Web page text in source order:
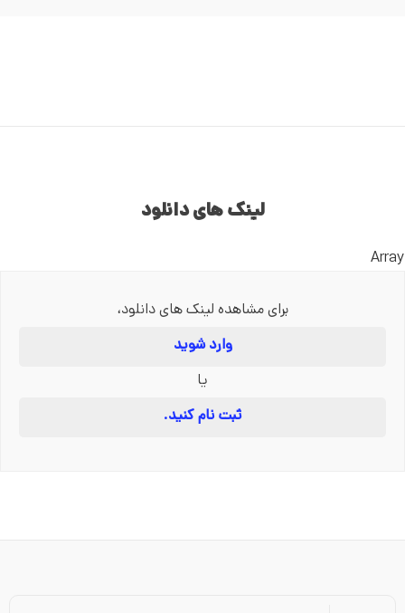
لینک های دانلود
Array
برای مشاهده لینک های دانلود،
وارد شوید
یا
ثبت نام کنید.